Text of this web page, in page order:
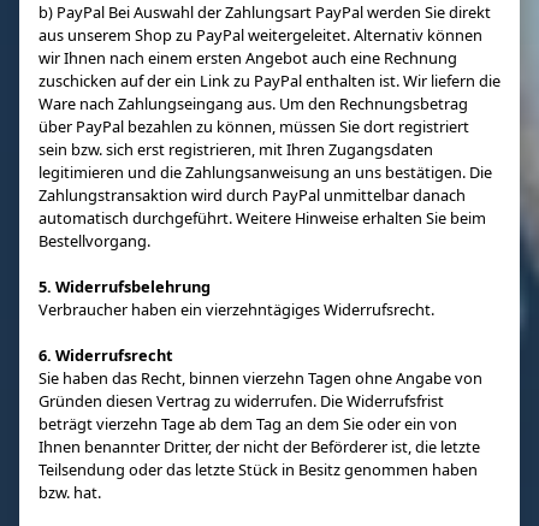
b) PayPal Bei Auswahl der Zahlungsart PayPal werden Sie direkt
aus unserem Shop zu PayPal weitergeleitet. Alternativ können
wir Ihnen nach einem ersten Angebot auch eine Rechnung
zuschicken auf der ein Link zu PayPal enthalten ist. Wir liefern die
Ware nach Zahlungseingang aus. Um den Rechnungsbetrag
über PayPal bezahlen zu können, müssen Sie dort registriert
sein bzw. sich erst registrieren, mit Ihren Zugangsdaten
legitimieren und die Zahlungsanweisung an uns bestätigen. Die
Zahlungstransaktion wird durch PayPal unmittelbar danach
automatisch durchgeführt. Weitere Hinweise erhalten Sie beim
Bestellvorgang.
5. Widerrufsbelehrung
Verbraucher haben ein vierzehntägiges Widerrufsrecht.
6. Widerrufsrecht
Sie haben das Recht, binnen vierzehn Tagen ohne Angabe von
Gründen diesen Vertrag zu widerrufen. Die Widerrufsfrist
beträgt vierzehn Tage ab dem Tag an dem Sie oder ein von
Ihnen benannter Dritter, der nicht der Beförderer ist, die letzte
Teilsendung oder das letzte Stück in Besitz genommen haben
bzw. hat.